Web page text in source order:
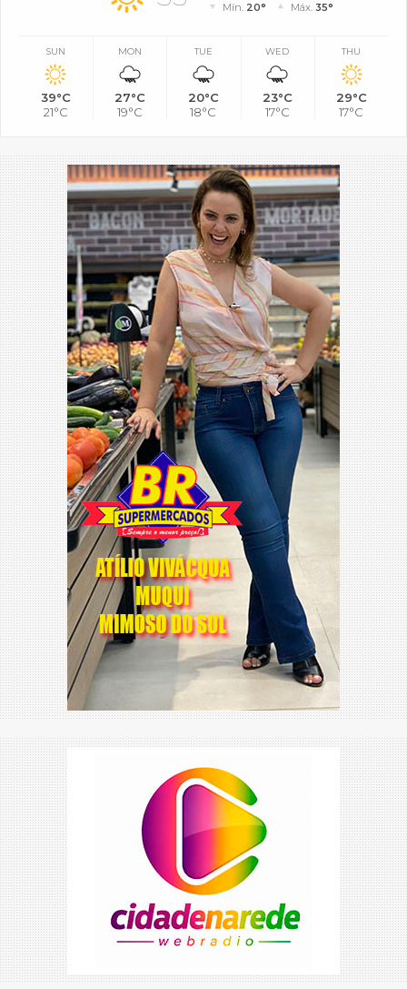
Mín. 20° Máx. 35°
SUN
39°C
21°C
MON
27°C
19°C
TUE
20°C
18°C
WED
23°C
17°C
THU
29°C
17°C